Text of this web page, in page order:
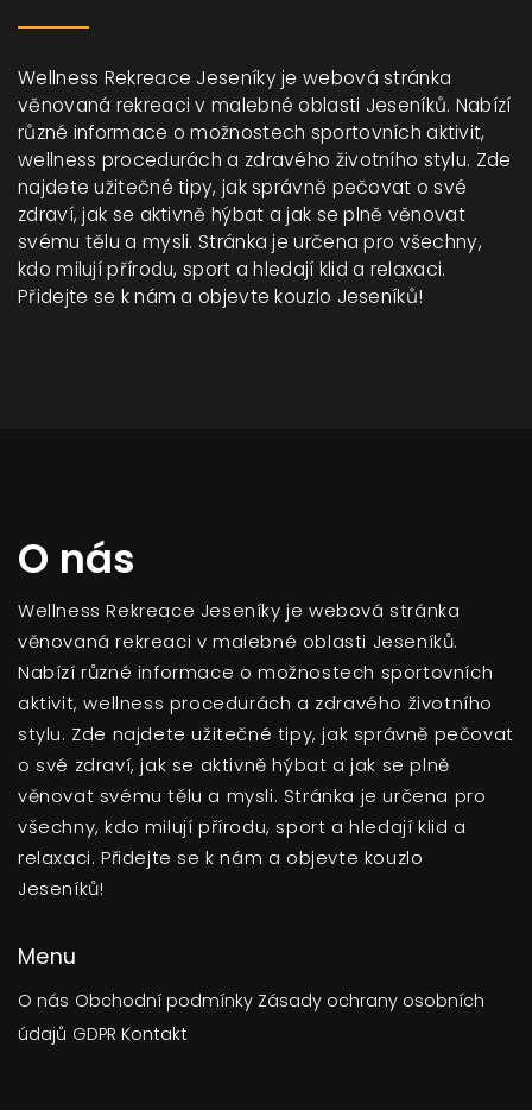
Wellness Rekreace Jeseníky je webová stránka
věnovaná rekreaci v malebné oblasti Jeseníků. Nabízí
různé informace o možnostech sportovních aktivit,
wellness procedurách a zdravého životního stylu. Zde
najdete užitečné tipy, jak správně pečovat o své
zdraví, jak se aktivně hýbat a jak se plně věnovat
svému tělu a mysli. Stránka je určena pro všechny,
kdo milují přírodu, sport a hledají klid a relaxaci.
Přidejte se k nám a objevte kouzlo Jeseníků!
O nás
Wellness Rekreace Jeseníky je webová stránka
věnovaná rekreaci v malebné oblasti Jeseníků.
Nabízí různé informace o možnostech sportovních
aktivit, wellness procedurách a zdravého životního
stylu. Zde najdete užitečné tipy, jak správně pečovat
o své zdraví, jak se aktivně hýbat a jak se plně
věnovat svému tělu a mysli. Stránka je určena pro
všechny, kdo milují přírodu, sport a hledají klid a
relaxaci. Přidejte se k nám a objevte kouzlo
Jeseníků!
Menu
O nás Obchodní podmínky Zásady ochrany osobních
údajů GDPR Kontakt